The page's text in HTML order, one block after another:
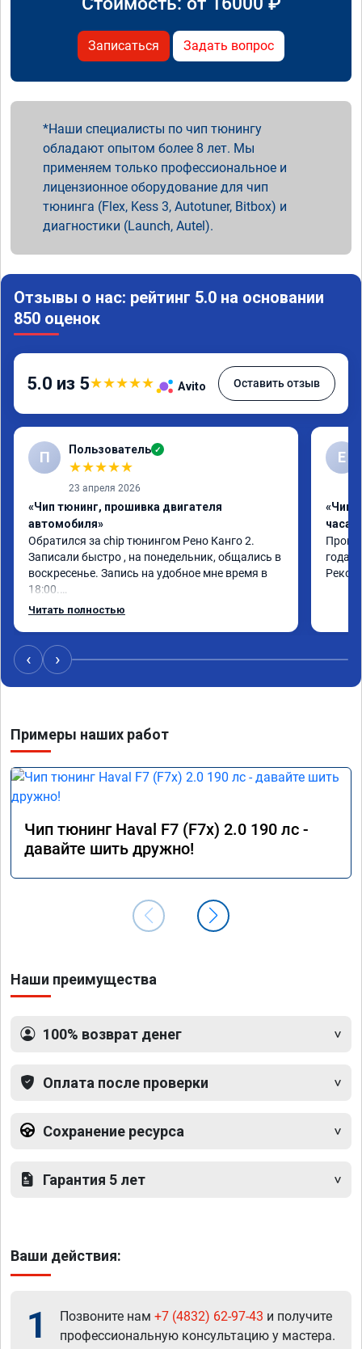
Записаться Задать вопрос
Наши специалисты по чип тюнингу
обладают опытом более 8 лет. Мы
применяем только профессиональное и
лицензионное оборудование для чип
тюнинга (Flex, Kess 3, Autotuner, Bitbox) и
диагностики (Launch, Autel).
Отзывы о нас: рейтинг 5.0 на основании
850 оценок
5.0 из 5★★★★★ Avito Оставить отзыв
П Пользователь ✓
★★★★★
23 апреля 2026
«Чип тюнинг, прошивка двигателя
автомобиля»
Обратился за chip тюнингом Рено Канго 2.
Записали быстро , на понедельник, общались в
воскресенье. Запись на удобное мне время в
18:00.
Работу выполнили за 30 минут, качественно,
Читать полностью
Е
«Чип
часа»
года.
‹ ›
Примеры наших работ
Чип тюнинг Haval F7 (F7x) 2.0 190 лс -
давайте шить дружно!
Наши преимущества
100% возврат денег
Оплата после проверки
Сохранение ресурса
Гарантия 5 лет
Ваши действия:
1 Позвоните нам +7 (4832) 62-97-43 и получите
профессиональную консультацию у мастера.